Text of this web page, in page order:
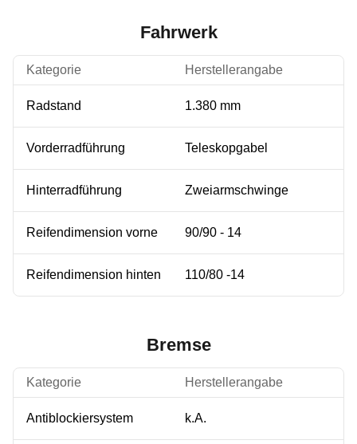
Fahrwerk
Kategorie Herstellerangabe
Radstand 1.380 mm
Vorderradführung Teleskopgabel
Hinterradführung Zweiarmschwinge
Reifendimension vorne 90/90 - 14
Reifendimension hinten 110/80 -14
Bremse
Kategorie Herstellerangabe
Antiblockiersystem k.A.